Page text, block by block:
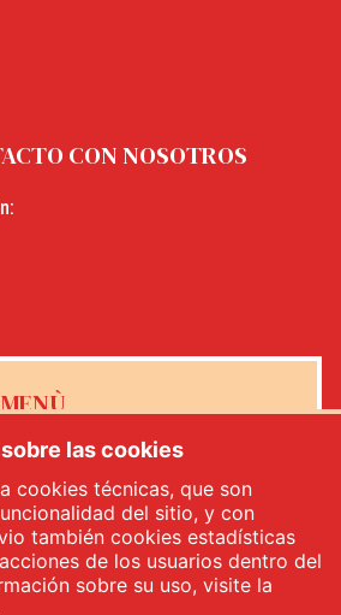
CON NOSOTROS
el boletín de noticias de Menù*
INSCRÍBETE
las cookies
cookies técnicas, que son
del sitio, y con
también cookies estadísticas
de los usuarios dentro del
sobre su uso, visite la